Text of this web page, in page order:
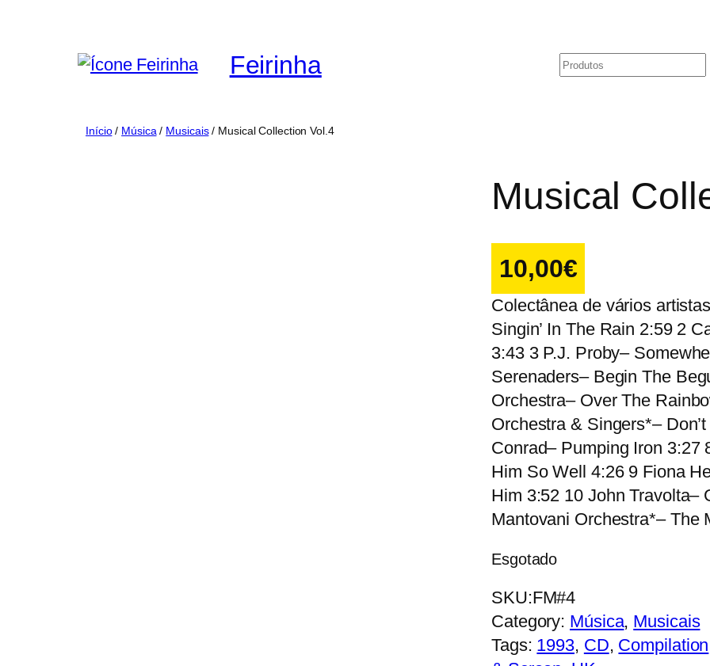
Feirinha Pesquisar
Início/ Música / Musicais/ Musical Collection Vol.4
Musical
10,00€
Colectânea de vários
Singin’ In The Rain 2:59 2
3:43 3 P.J. Proby–
Serenaders– Begin The
Orchestra– Over The
Orchestra & Singers*–
Conrad– Pumping Iron 3:27
Him So Well 4:26 9 Fiona
Him 3:52 10 John Travolta–
Mantovani Orchestra*–
Esgotado
SKU:FM#4
Category: Música, Musicais
Tags: 1993, CD, Compilation